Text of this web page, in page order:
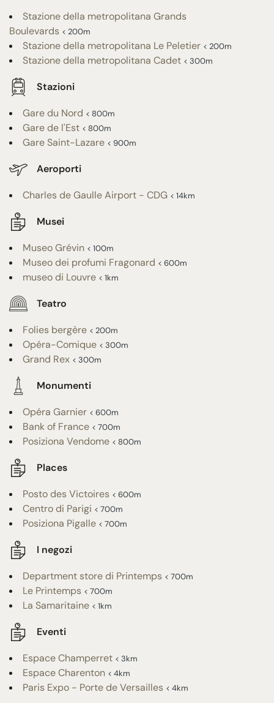
Stazione della metropolitana Grands
Boulevards < 200m
Stazione della metropolitana Le Peletier < 200m
Stazione della metropolitana Cadet < 300m
Stazioni
Gare du Nord < 800m
Gare de l'Est < 800m
Gare Saint-Lazare < 900m
Aeroporti
Charles de Gaulle Airport - CDG < 14km
Musei
Museo Grévin < 100m
Museo dei profumi Fragonard < 600m
museo di Louvre < 1km
Teatro
Folies bergère < 200m
Opéra-Comique < 300m
Grand Rex < 300m
Monumenti
Opéra Garnier < 600m
Bank of France < 700m
Posiziona Vendome < 800m
Places
Posto des Victoires < 600m
Centro di Parigi < 700m
Posiziona Pigalle < 700m
I negozi
Department store di Printemps < 700m
Le Printemps < 700m
La Samaritaine < 1km
Eventi
Espace Champerret < 3km
Espace Charenton < 4km
Paris Expo - Porte de Versailles < 4km